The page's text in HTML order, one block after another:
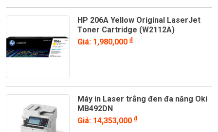
HP 206A Yellow Original LaserJet
Toner Cartridge (W2112A)
Giá: 1,980,000đ
Máy in Laser trắng đen đa năng Oki
MB492DN
Giá: 14,353,000đ